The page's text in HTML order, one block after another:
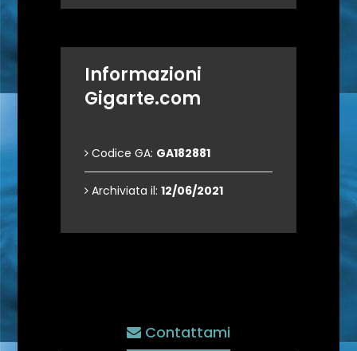
Informazioni
Gigarte.com
Codice GA: GA182881
Archiviata il: 12/06/2021
Contattami